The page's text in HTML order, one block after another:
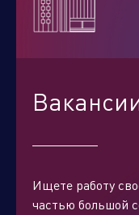
Ищете работу
частью большой